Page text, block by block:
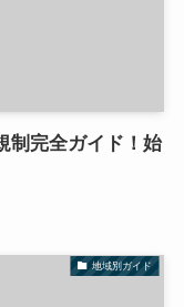
制完全ガイド！始
地域別ガイド